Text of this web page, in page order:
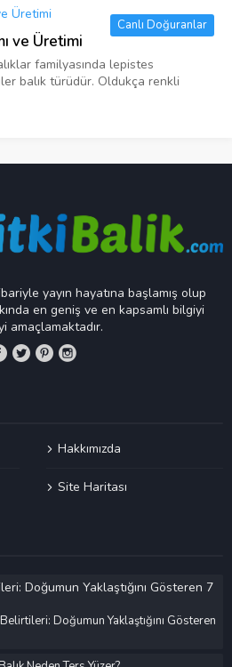
Canlı Doğuranlar
ve Üretimi
familyasında lepistes
balık türüdür. Oldukça renkli
yayın hayatına başlamış olup
en geniş ve en kapsamlı bilgiyi
amaçlamaktadır.
Hakkımızda
Site Haritası
Doğumun Yaklaştığını Gösteren